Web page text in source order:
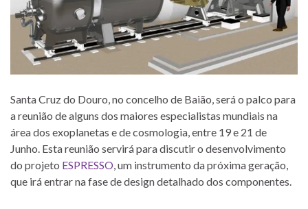
Santa Cruz do Douro, no concelho de Baião, será o palco para
a reunião de alguns dos maiores especialistas mundiais na
área dos exoplanetas e de cosmologia, entre 19 e 21 de
Junho. Esta reunião servirá para discutir o desenvolvimento
do projeto ESPRESSO, um instrumento da próxima geração,
que irá entrar na fase de design detalhado dos componentes.